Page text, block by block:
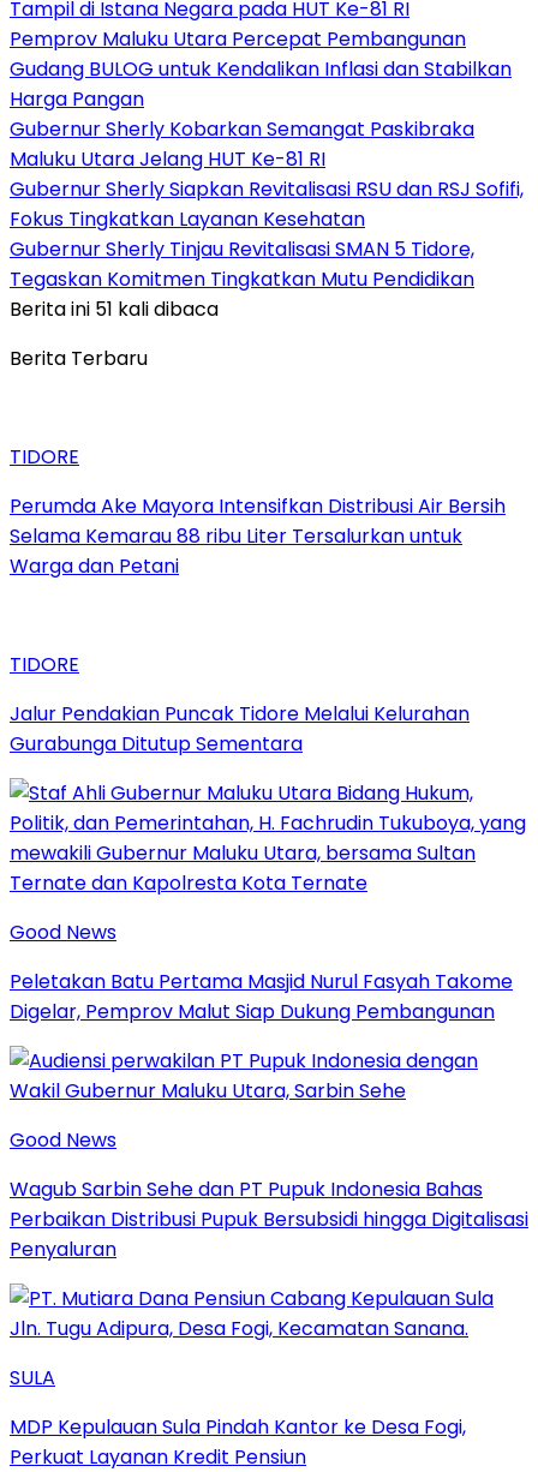
Tampil di Istana Negara pada HUT Ke-81 RI
Pemprov Maluku Utara Percepat Pembangunan
Gudang BULOG untuk Kendalikan Inflasi dan Stabilkan
Harga Pangan
Gubernur Sherly Kobarkan Semangat Paskibraka
Maluku Utara Jelang HUT Ke-81 RI
Gubernur Sherly Siapkan Revitalisasi RSU dan RSJ Sofifi,
Fokus Tingkatkan Layanan Kesehatan
Gubernur Sherly Tinjau Revitalisasi SMAN 5 Tidore,
Tegaskan Komitmen Tingkatkan Mutu Pendidikan
Berita ini 51 kali dibaca
Berita Terbaru
TIDORE
Perumda Ake Mayora Intensifkan Distribusi Air Bersih
Selama Kemarau 88 ribu Liter Tersalurkan untuk
Warga dan Petani
TIDORE
Jalur Pendakian Puncak Tidore Melalui Kelurahan
Gurabunga Ditutup Sementara
Good News
Peletakan Batu Pertama Masjid Nurul Fasyah Takome
Digelar, Pemprov Malut Siap Dukung Pembangunan
Good News
Wagub Sarbin Sehe dan PT Pupuk Indonesia Bahas
Perbaikan Distribusi Pupuk Bersubsidi hingga Digitalisasi
Penyaluran
SULA
MDP Kepulauan Sula Pindah Kantor ke Desa Fogi,
Perkuat Layanan Kredit Pensiun